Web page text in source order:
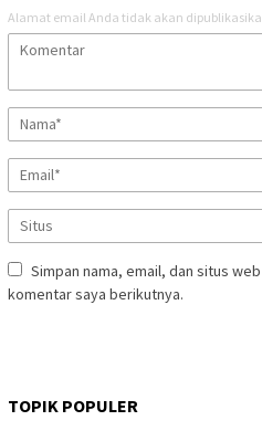
Alamat email Anda tidak akan
Simpan nama, email, dan situs
komentar saya berikutnya.
TOPIK POPULER